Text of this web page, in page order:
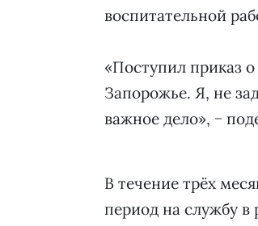
воспитательной
«Поступил приказ
Запорожье. Я, не
важное дело», −
В течение трёх
период на службу